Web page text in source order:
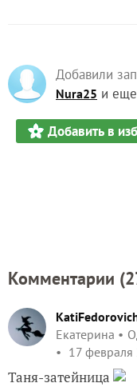
Добавили
Nura25 и еще
Добавить в
Комментарии (
Екатерина
17
Таня-затейница